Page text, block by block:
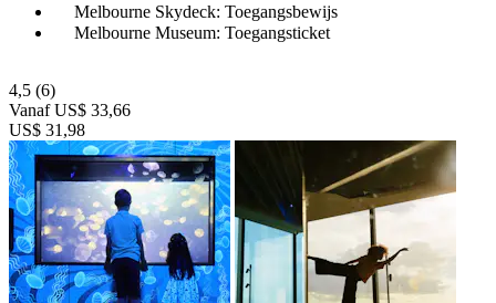
Melbourne Skydeck: Toegangsbewijs
Melbourne Museum: Toegangsticket
4,5 (6)
Vanaf US$ 33,66
US$ 31,98